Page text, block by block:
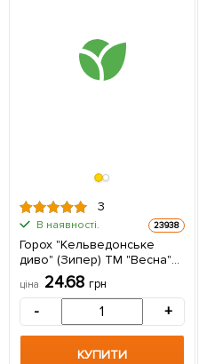
3
В наявності. 23938
Горох "Кельведонське
диво" (Зипер) ТМ "Весна"
ціна 24.68 грн
- +
КУПИТИ